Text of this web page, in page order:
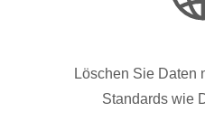
Löschen Sie Daten
Standards wie